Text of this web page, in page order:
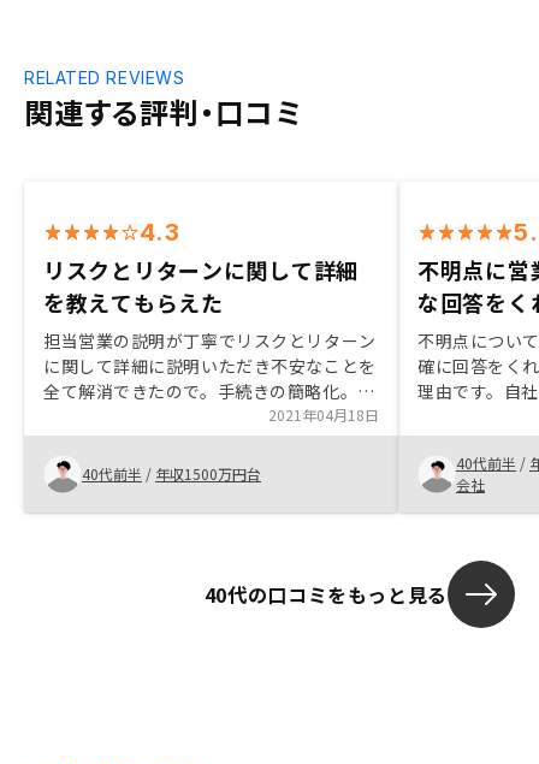
関連する評判・口コミ
RELATED REVIEWS
4.3
リスクとリターンに関して詳細
を教えてもらえた
担当営業の説明が丁寧でリスクとリターン
に関して詳細に説明いただき不安なことを
全て解消できたので。手続きの簡略化。
（システム活用で十分簡略化されてるとは
思いますが。）
2021年04月18日
40代前半 / 年収1500万円台
不明点に営
な回答をく
不明点につい
確に回答をく
理由です。自
40代前半 /
会社
40代の口コミをもっと見る